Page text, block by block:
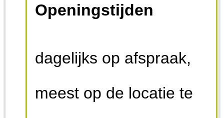
Openingstijden
dagelijks op afspraak,
meest op de locatie te